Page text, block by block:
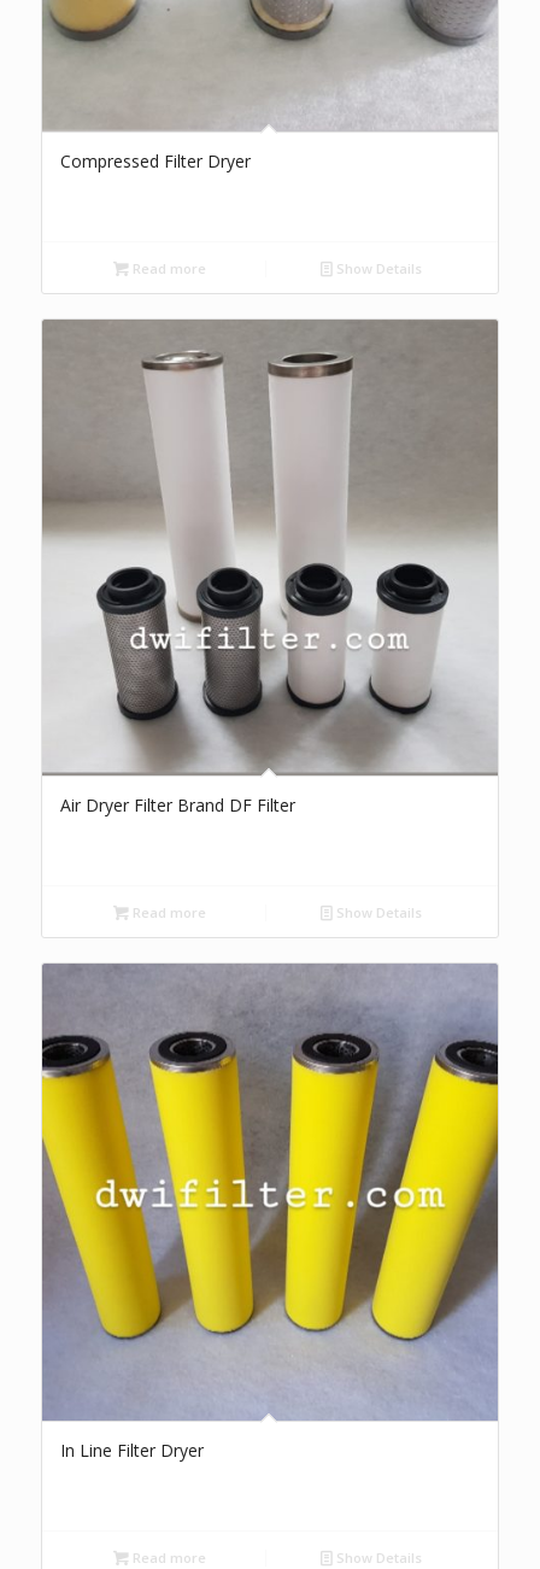
Compressed Filter Dryer
Read more Show Details
Air Dryer Filter Brand DF Filter
Read more Show Details
In Line Filter Dryer
Read more Show Details